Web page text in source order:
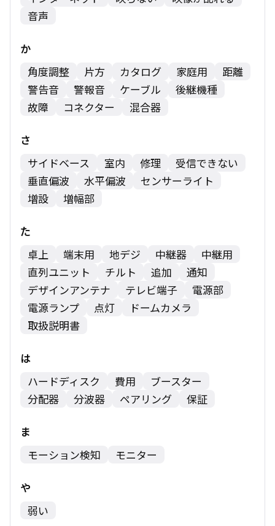
音声
か
角度調整
片方 カタログ 家庭用
距離
警告音
警報音 ケーブル
後継機種
故障
コネクター 混合器
さ
サイドベース
室内 修理
受信できない
垂直偏波
水平偏波
センサーライト
増設
増幅部
た
卓上
端末用 地デジ 中継器
中継用
直列ユニット
チルト 追加
通知
デザインアンテナ
テレビ端子
電源部
電源ランプ
点灯
ドームカメラ
取扱説明書
は
ハードディスク
費用
ブースター
分配器
分波器 ペアリング 保証
ま
モーション検知
モニター
や
弱い